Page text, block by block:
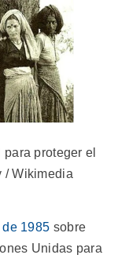
proteger el
/ Wikimedia
1985 sobre
Unidas para